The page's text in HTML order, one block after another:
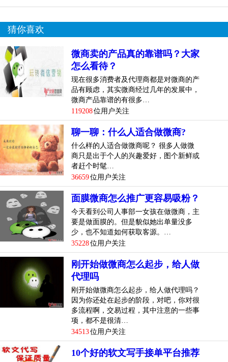
猜你喜欢
微商卖的产品真的靠谱吗？大家
怎么看待？
现在很多消费者及代理商都是对微商的产
品有顾虑，其实微商经过几年的发展中，
微商产品靠谱的有很多…
119208位用户关注
聊一聊：什么人适合做微商?
什么样的人适合做微商呢？ 很多人做微
商只是出于个人的兴趣爱好，图个新鲜或
者赶个时髦…
36659位用户关注
面膜微商怎么推广更容易吸粉？
今天看到公司人事部一女孩在做微商，主
要是做面膜的。但是貌似她出单量没多
少，也不知道如何获取客源。…
35228位用户关注
刚开始做微商怎么起步，给人做
代理吗
刚开始做微商怎么起步，给人做代理吗？
因为你还处在起步的阶段，对吧，你对很
多流程啊，交易过程，其中注意的一些事
项，都不是很清…
34513位用户关注
10个好的软文写手接单平台推荐